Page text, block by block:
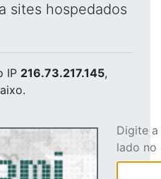
sites hospedados
IP 216.73.217.145,
Digite
lado no